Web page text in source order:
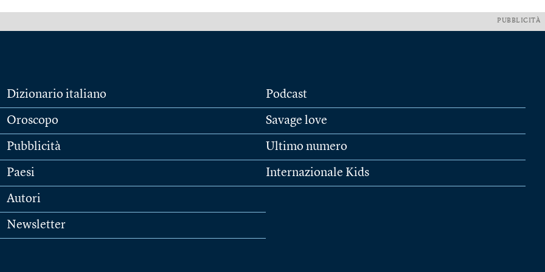
PUBBLICITÀ
Dizionario italiano
Oroscopo
Pubblicità
Paesi
Autori
Newsletter
Podcast
Savage love
Ultimo numero
Internazionale Kids